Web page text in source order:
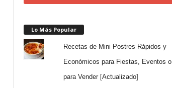
Lo Más Popular
Recetas de Mini Postres Rápidos y
Económicos para Fiestas, Eventos o
para Vender [Actualizado]